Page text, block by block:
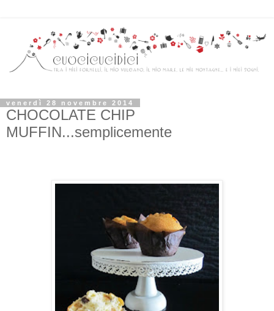
venerdì 28 novembre 2014
CHOCOLATE CHIP
MUFFIN...semplicemente